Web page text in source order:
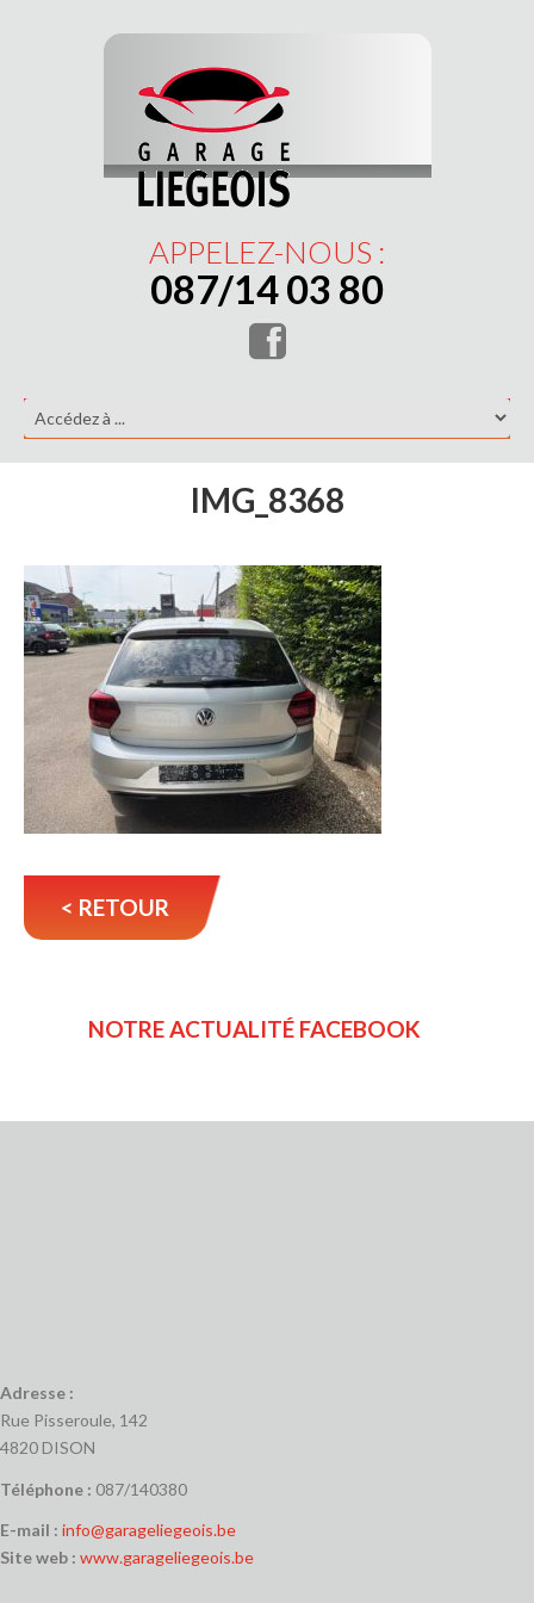
APPELEZ-NOUS :
087/14 03 80
IMG_8368
< RETOUR
NOTRE ACTUALITÉ FACEBOOK
Adresse :
Rue Pisseroule, 142
4820 DISON
Téléphone : 087/140380
E-mail : info@garageliegeois.be
Site web : www.garageliegeois.be